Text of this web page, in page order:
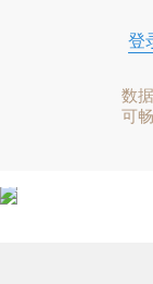
登
数
可